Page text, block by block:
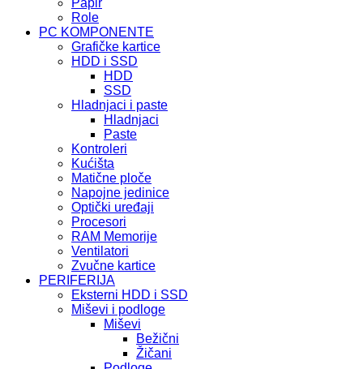
Papir
Role
PC KOMPONENTE
Grafičke kartice
HDD i SSD
HDD
SSD
Hladnjaci i paste
Hladnjaci
Paste
Kontroleri
Kućišta
Matične ploče
Napojne jedinice
Optički uređaji
Procesori
RAM Memorije
Ventilatori
Zvučne kartice
PERIFERIJA
Eksterni HDD i SSD
Miševi i podloge
Miševi
Bežični
Žičani